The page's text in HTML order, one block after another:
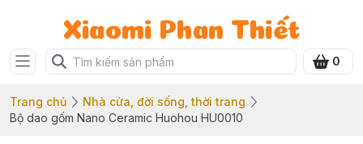
Xiaomi Phan Thiết
0
Trang chủ
Nhà cửa, đời sống, thời trang
Bộ dao gốm Nano Ceramic Huohou HU0010